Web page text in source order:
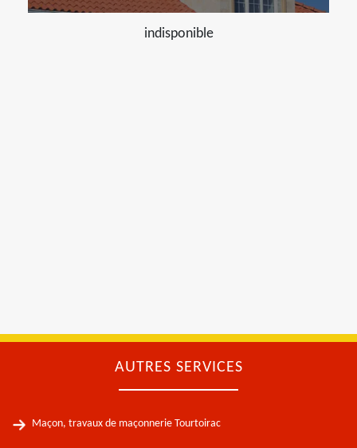
indisponible
AUTRES SERVICES
Maçon, travaux de maçonnerie Tourtoirac